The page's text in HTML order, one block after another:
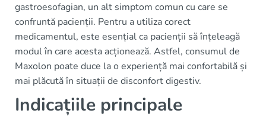
gastroesofagian, un alt simptom comun cu care se
confruntă pacienții. Pentru a utiliza corect
medicamentul, este esențial ca pacienții să înțeleagă
modul în care acesta acționează. Astfel, consumul de
Maxolon poate duce la o experiență mai confortabilă și
mai plăcută în situații de disconfort digestiv.
Indicațiile principale